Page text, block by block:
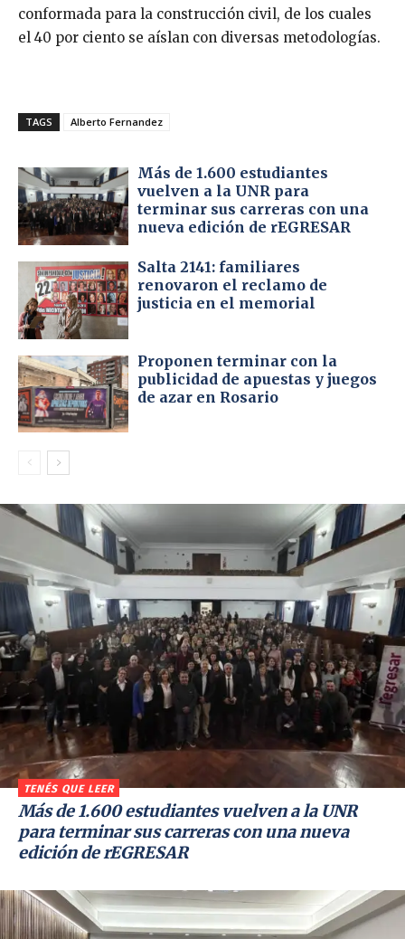
conformada para la construcción civil, de los cuales
el 40 por ciento se aíslan con diversas metodologías.
TAGS Alberto Fernandez
Más de 1.600 estudiantes
vuelven a la UNR para
terminar sus carreras con una
nueva edición de rEGRESAR
Salta 2141: familiares
renovaron el reclamo de
justicia en el memorial
Proponen terminar con la
publicidad de apuestas y juegos
de azar en Rosario
TENÉS QUE LEER
Más de 1.600 estudiantes vuelven a la UNR
para terminar sus carreras con una nueva
edición de rEGRESAR